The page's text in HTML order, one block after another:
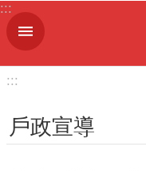
跳到主要內容區塊
進
階
:::
:::
戶政宣導